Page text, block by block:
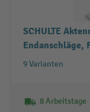
SCHULTE
Endanschläge,
9 Varianten
8 Arbeitstage